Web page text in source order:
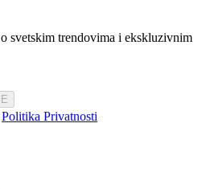
svetskim trendovima i ekskluzivnim
Politika Privatnosti